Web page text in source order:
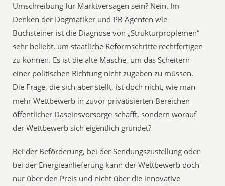
Umschreibung für Marktversagen sein? Nein. Im
Denken der Dogmatiker und PR-Agenten wie
Buchsteiner ist die Diagnose von „Strukturproplemen“
sehr beliebt, um staatliche Reformschritte rechtfertigen
zu können. Es ist die alte Masche, um das Scheitern
einer politischen Richtung nicht zugeben zu müssen.
Die Frage, die sich aber stellt, ist doch nicht, wie man
mehr Wettbewerb in zuvor privatisierten Bereichen
öffentlicher Daseinsvorsorge schafft, sondern worauf
der Wettbewerb sich eigentlich gründet?
Bei der Beförderung, bei der Sendungszustellung oder
bei der Energieanlieferung kann der Wettbewerb doch
nur über den Preis und nicht über die innovative